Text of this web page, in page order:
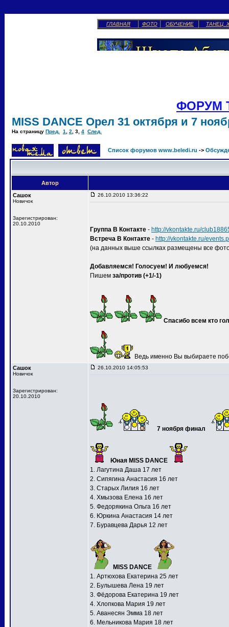
ГЛАВНАЯ ФОТО ОБУЧЕНИЕ ТАНЕЦ
ФОРУМ
MISS DANCE Орел 31 октября и 7
На страницу Пред. 1 2 3 4 След.
Список форумов www.beledi.ru ->
Автор
Сашок
Новичок
Зарегистрирован:
20.10.2010
26.10.2010 13:36:22
Группа В Контакте - http://vkontakte.ru/
Встреча В Контакте - http://vkontakte.ru/
(на данных выше ссылках размещены все
Добавляемся! Голосуем! И любуемся!
Пишем за/против (+1/-1)
Спасибо всем кто
Ведь именно Вы выбираете
Сашок
Новичок
Зарегистрирован:
20.10.2010
26.10.2010 14:05:53
7 ноября финал
Юная MISS DANCE
1. Лагутина Даша 17 лет
2. Сипягина Анастасия 16 лет
3. Старых Лилия 16 лет
4. Хмызова Елена 16 лет
5. Федорякина Ольга 16 лет
6. Юркина Анастасия 14 лет
7. Буравцева Дарья 12 лет
MISS DANCE
1. Артюхова Екатерина 25 лет
2. Булышева Лена 19 лет
3. Фёдорова Екатерина 19 лет
4. Хлопкова Мария 19 лет
5. Аванесян Эмма 18 лет
6. Мельникова Мария 18 лет